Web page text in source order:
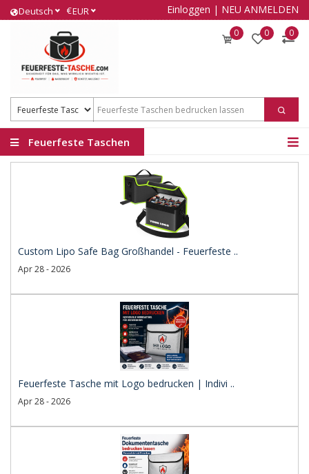
Deutsch €EUR Einloggen | NEU ANMELDEN
0 0 0
Feuerfeste Taschen
Custom Lipo Safe Bag Großhandel - Feuerfeste ..
Apr 28 - 2026
Feuerfeste Tasche mit Logo bedrucken | Indivi ..
Apr 28 - 2026